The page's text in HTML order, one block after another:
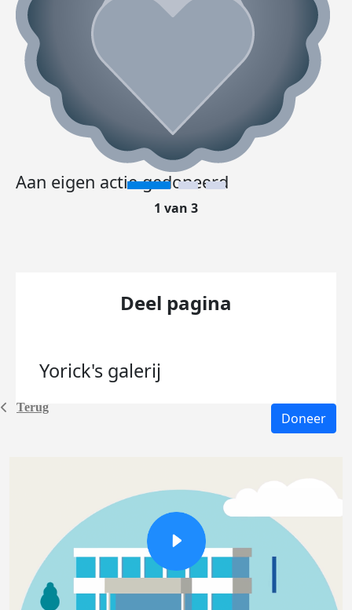
Terug
Aan eigen actie gedoneerd
1 van 3
Deel pagina
Yorick's galerij
Doneer